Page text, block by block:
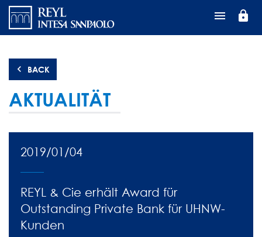
Direkt
zum
Inhalt
lock
BACK
AKTUALITÄT
2019/01/04
REYL & Cie erhält Award für
Outstanding Private Bank für UHNW-
Kunden